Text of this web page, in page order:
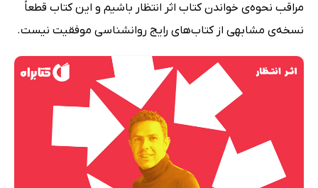
مراقب نحوه‌ی خواندن کتاب اثر انتظار باشیم و این کتاب قطعاً
نسخه‌‌ی مشابهی از کتاب‌های رایج روانشناسی موفقیت نیست.